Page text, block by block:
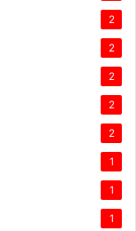
2
2
2
2
2
1
1
1